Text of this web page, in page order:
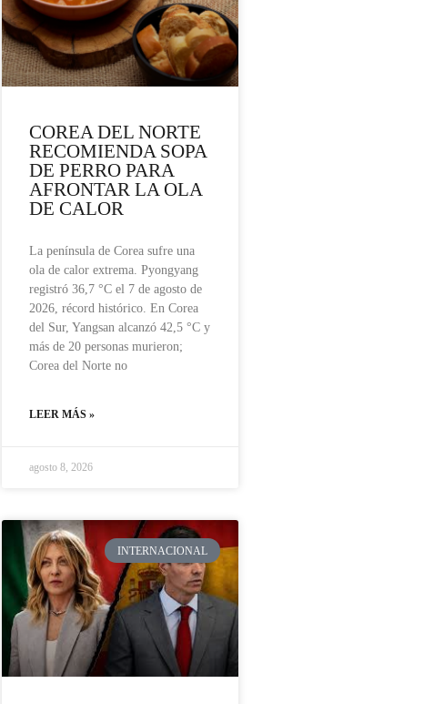
COREA DEL NORTE
RECOMIENDA SOPA
DE PERRO PARA
AFRONTAR LA OLA
DE CALOR
La península de Corea sufre una
ola de calor extrema. Pyongyang
registró 36,7 °C el 7 de agosto de
2026, récord histórico. En Corea
del Sur, Yangsan alcanzó 42,5 °C y
más de 20 personas murieron;
Corea del Norte no
LEER MÁS »
agosto 8, 2026
INTERNACIONAL